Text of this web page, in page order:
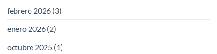
febrero 2026 (3)
enero 2026 (2)
octubre 2025 (1)